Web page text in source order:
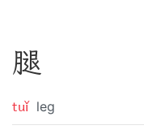
腿
tuǐ leg